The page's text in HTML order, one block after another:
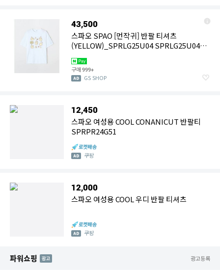
43,500
스파오 SPAO [먼작귀] 반팔 티셔츠
(YELLOW)_SPRLG25U04 SPRLG25U04
구매999+
GS SHOP
12,450
스파오 여성용 COOL CONANICUT 반팔티
SPRPR24G51
쿠팡
12,000
스파오 여성용 COOL 우디 반팔 티셔츠
쿠팡
파워쇼핑 AD 광고등록